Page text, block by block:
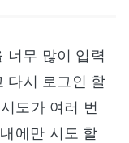
너무 많이 입력
다시 로그인 할
도가 여러 번
에만 시도 할